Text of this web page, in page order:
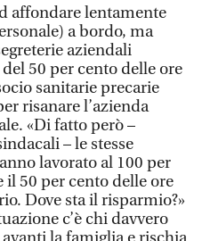
affondare lentamente
a bordo, ma
aziendali
50 per cento delle ore
sanitarie precarie
risanare l’azienda
«Di fatto però –
– le stesse
lavorato al 100 per
il 50 per cento delle ore
Dove sta il risparmio?»
c’è chi davvero